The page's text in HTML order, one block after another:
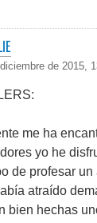
de 2015,
me ha
yo he
de profesar
atraído
bien hechas